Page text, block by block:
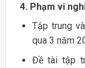
4. Phạm vi
Tập trung
qua 3 năm
Đề tài tập